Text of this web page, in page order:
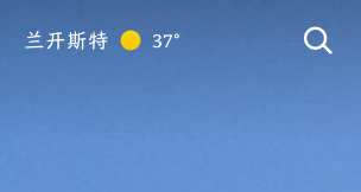
兰开斯特 37°